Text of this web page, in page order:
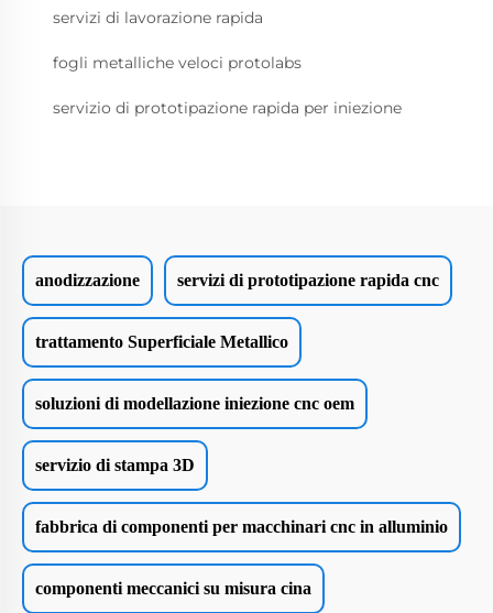
servizi di lavorazione rapida
fogli metalliche veloci protolabs
servizio di prototipazione rapida per iniezione
anodizzazione servizi di prototipazione rapida cnc
trattamento Superficiale Metallico
soluzioni di modellazione iniezione cnc oem
servizio di stampa 3D
fabbrica di componenti per macchinari cnc in alluminio
componenti meccanici su misura cina